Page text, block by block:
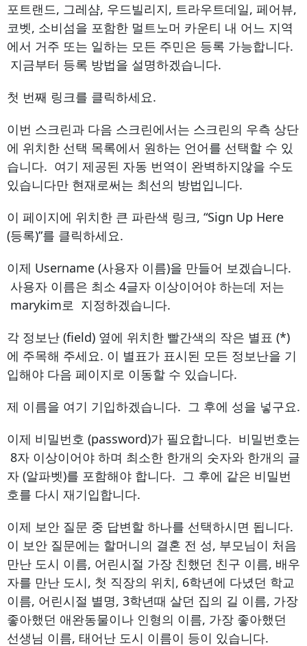
포트랜드, 그레샴, 우드빌리지, 트라우트데일, 페어뷰,
코벳, 소비섬을 포함한 멀트노머 카운티 내 어느 지역
에서 거주 또는 일하는 모든 주민은 등록 가능합니다.
지금부터 등록 방법을 설명하겠습니다.
첫 번째 링크를 클릭하세요.
이번 스크린과 다음 스크린에서는 스크린의 우측 상단
에 위치한 선택 목록에서 원하는 언어를 선택할 수 있
습니다. 여기 제공된 자동 번역이 완벽하지않을 수도
있습니다만 현재로써는 최선의 방법입니다.
이 페이지에 위치한 큰 파란색 링크, “Sign Up Here
(등록)”를 클릭하세요.
이제 Username (사용자 이름)을 만들어 보겠습니다.
사용자 이름은 최소 4글자 이상이어야 하는데 저는
marykim로 지정하겠습니다.
각 정보난 (field) 옆에 위치한 빨간색의 작은 별표 (*)
에 주목해 주세요. 이 별표가 표시된 모든 정보난을 기
입해야 다음 페이지로 이동할 수 있습니다.
제 이름을 여기 기입하겠습니다. 그 후에 성을 넣구요.
이제 비밀번호 (password)가 필요합니다. 비밀번호는
8자 이상이어야 하며 최소한 한개의 숫자와 한개의 글
자 (알파벳)를 포함해야 합니다. 그 후에 같은 비밀번
호를 다시 재기입합니다.
이제 보안 질문 중 답변할 하나를 선택하시면 됩니다.
이 보안 질문에는 할머니의 결혼 전 성, 부모님이 처음
만난 도시 이름, 어린시절 가장 친했던 친구 이름, 배우
자를 만난 도시, 첫 직장의 위치, 6학년에 다녔던 학교
이름, 어린시절 별명, 3학년때 살던 집의 길 이름, 가장
좋아했던 애완동물이나 인형의 이름, 가장 좋아했던
선생님 이름, 태어난 도시 이름이 등이 있습니다.